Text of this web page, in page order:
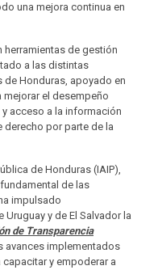
una mejora continua en
herramientas de gestión
a las distintas
Honduras, apoyado en
el desempeño
acceso a la información
por parte de la
de Honduras (IAIP),
de las
impulsado
y de El Salvador la
de Transparencia
avances implementados
y empoderar a